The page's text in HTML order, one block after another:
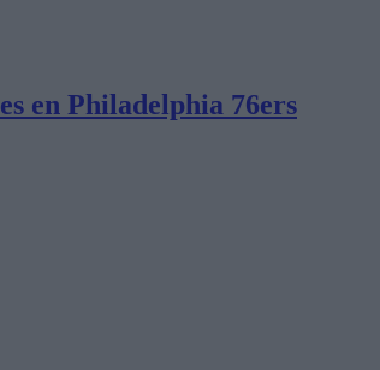
en Philadelphia 76ers